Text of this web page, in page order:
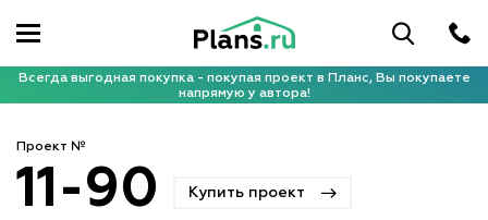
Всегда выгодная покупка - покупая проект в Планс, Вы покупаете
напрямую у автора!
Проект №
11-90 Купить проект